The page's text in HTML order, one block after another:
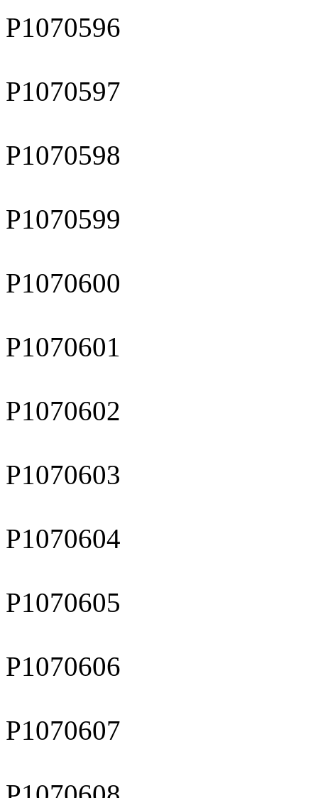
P1070596
P1070597
P1070598
P1070599
P1070600
P1070601
P1070602
P1070603
P1070604
P1070605
P1070606
P1070607